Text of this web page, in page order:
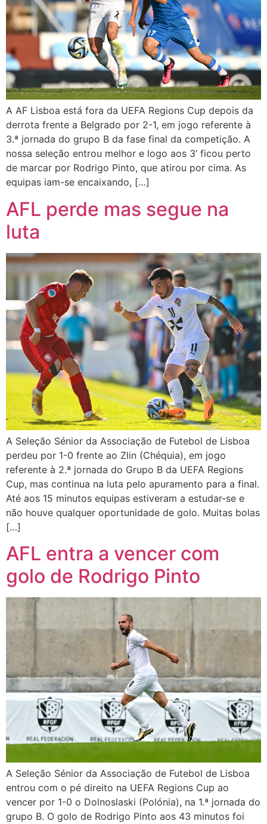
A AF Lisboa está fora da UEFA Regions Cup depois da
derrota frente a Belgrado por 2-1, em jogo referente à
3.ª jornada do grupo B da fase final da competição. A
nossa seleção entrou melhor e logo aos 3’ ficou perto
de marcar por Rodrigo Pinto, que atirou por cima. As
equipas iam-se encaixando, […]
AFL perde mas segue na
luta
A Seleção Sénior da Associação de Futebol de Lisboa
perdeu por 1-0 frente ao Zlin (Chéquia), em jogo
referente à 2.ª jornada do Grupo B da UEFA Regions
Cup, mas continua na luta pelo apuramento para a final.
Até aos 15 minutos equipas estiveram a estudar-se e
não houve qualquer oportunidade de golo. Muitas bolas
[…]
AFL entra a vencer com
golo de Rodrigo Pinto
A Seleção Sénior da Associação de Futebol de Lisboa
entrou com o pé direito na UEFA Regions Cup ao
vencer por 1-0 o Dolnoslaski (Polónia), na 1.ª jornada do
grupo B. O golo de Rodrigo Pinto aos 43 minutos foi